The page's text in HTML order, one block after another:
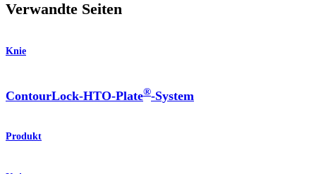
Verwandte Seiten
Knie
ContourLock-HTO-Plate®-System
Produkt